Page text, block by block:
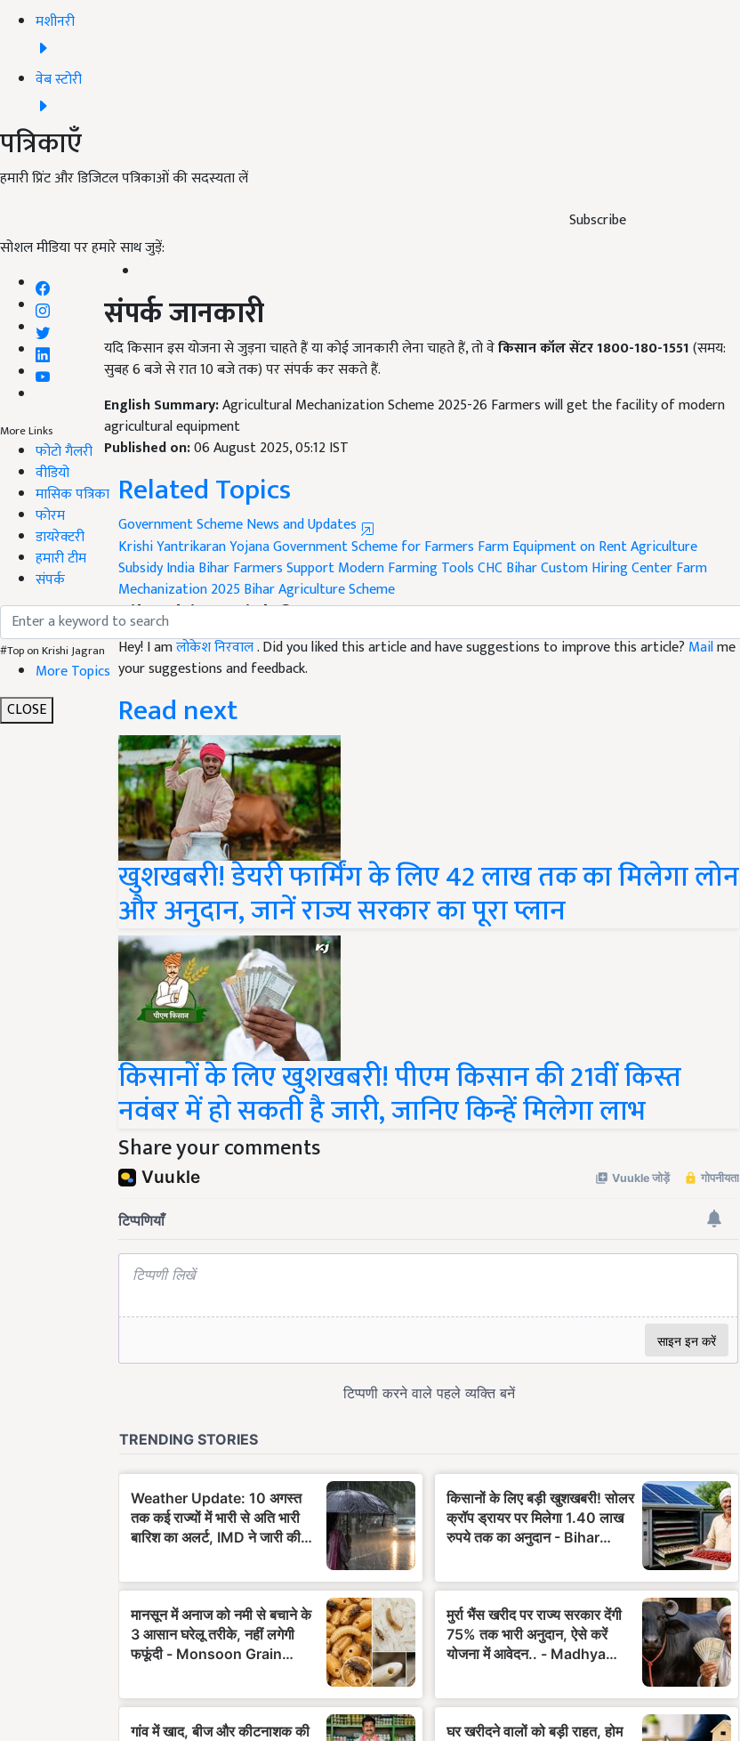
मशीनरी
वेब स्टोरी
पत्रिकाएँ
हमारी प्रिंट और डिजिटल पत्रिकाओं की सदस्यता लें
Subscribe
सोशल मीडिया पर हमारे साथ जुड़ें:
More Links
फोटो गैलरी
वीडियो
मासिक पत्रिका
फोरम
डायरेक्टरी
हमारी टीम
संपर्क
#Top on Krishi Jagran
More Topics
CLOSE
संपर्क जानकारी
यदि किसान इस योजना से जुड़ना चाहते हैं या कोई जानकारी लेना चाहते हैं, तो वेकिसान कॉल सेंटर 1800-180-1551(समय:
सुबह 6 बजे से रात 10 बजे तक) पर संपर्क कर सकते हैं.
English Summary:Agricultural Mechanization Scheme 2025-26 Farmers will get the facility of modern
agricultural equipment
Published on:06 August 2025, 05:12 IST
Related Topics
Government Scheme News and Updates
Krishi Yantrikaran YojanaGovernment Scheme for Farmers Farm Equipment on RentAgriculture
Subsidy IndiaBihar Farmers SupportModern Farming ToolsCHC BiharCustom Hiring CenterFarm
Mechanization 2025Bihar Agriculture Scheme
Like this article?
Hey! I amलोकेश निरवाल. Did you liked this article and have suggestions to improve this article?Mailme
your suggestions and feedback.
Read next
खुशखबरी! डेयरी फार्मिंग के लिए 42 लाख तक का मिलेगा लोन
और अनुदान, जानें राज्य सरकार का पूरा प्लान
किसानों के लिए खुशखबरी! पीएम किसान की 21वीं किस्त
नवंबर में हो सकती है जारी, जानिए किन्हें मिलेगा लाभ
Share your comments